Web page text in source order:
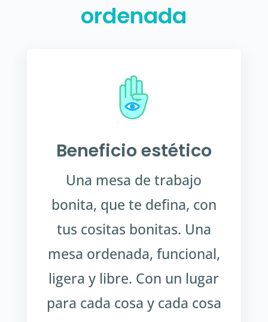
ordenada
Beneficio estético
Una mesa de trabajo
bonita, que te defina, con
tus cositas bonitas. Una
mesa ordenada, funcional,
ligera y libre. Con un lugar
para cada cosa y cada cosa